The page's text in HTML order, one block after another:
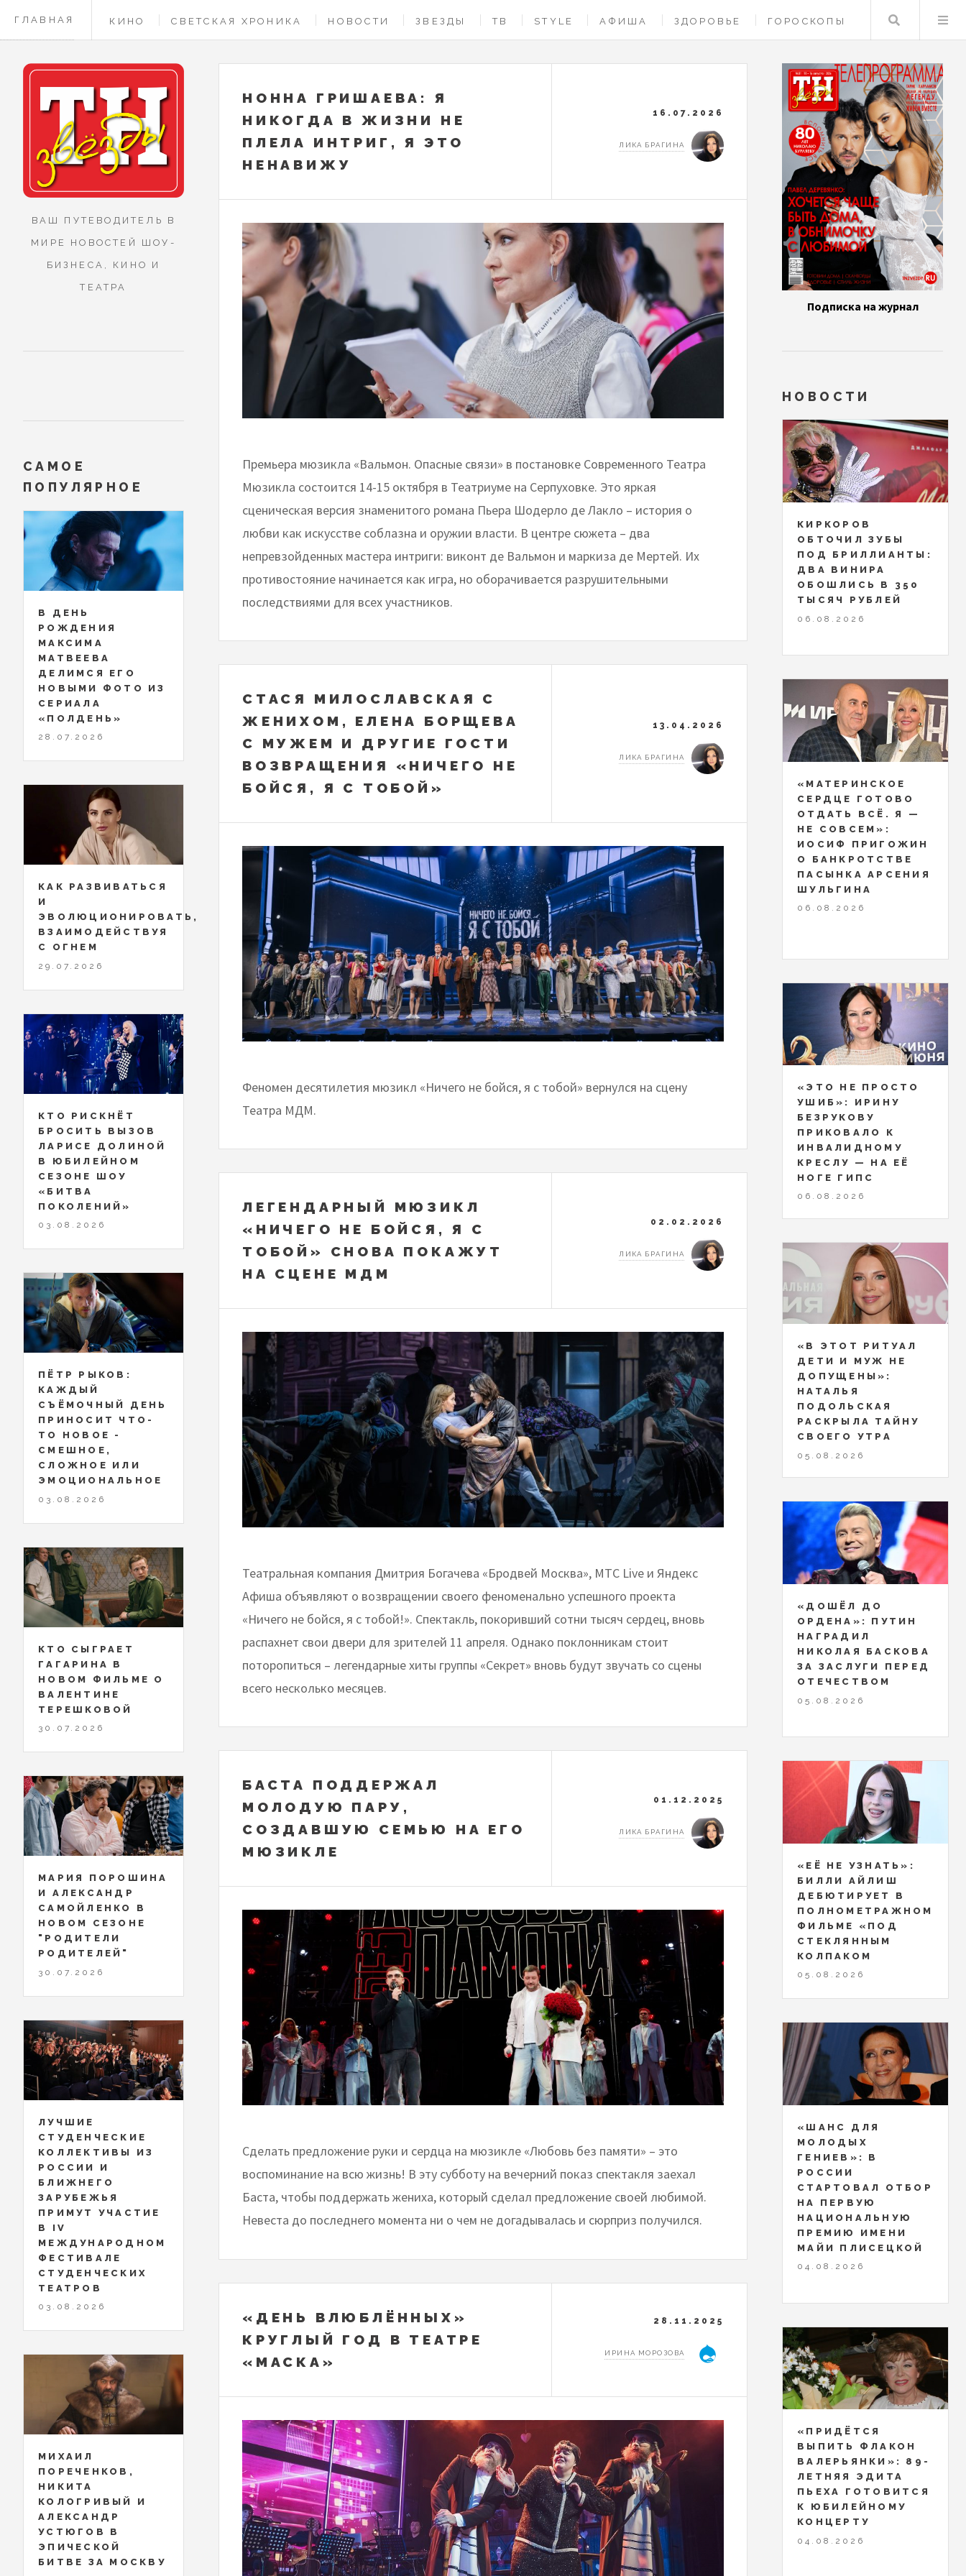
ГЛАВНАЯ КИНО СВЕТСКАЯ ХРОНИКА НОВОСТИ ЗВЕЗДЫ ТВ STYLE АФИША ЗДОРОВЬЕ ГОРОСКОПЫ
КОНТАКТЫ
Поиск
НОННА ГРИШАЕВА: Я
НИКОГДА В ЖИЗНИ НЕ
ПЛЕЛА ИНТРИГ, Я ЭТО
НЕНАВИЖУ
16.07.2026
ЛИКА БРАГИНА
Премьера мюзикла «Вальмон. Опасные связи» в постановке Современного Театра
Мюзикла состоится 14-15 октября в Театриуме на Серпуховке. Это яркая
сценическая версия знаменитого романа Пьера Шодерло де Лакло – история о
любви как искусстве соблазна и оружии власти. В центре сюжета – два
непревзойденных мастера интриги: виконт де Вальмон и маркиза де Мертей. Их
противостояние начинается как игра, но оборачивается разрушительными
последствиями для всех участников.
СТАСЯ МИЛОСЛАВСКАЯ С
ЖЕНИХОМ, ЕЛЕНА БОРЩЕВА
С МУЖЕМ И ДРУГИЕ ГОСТИ
ВОЗВРАЩЕНИЯ «НИЧЕГО НЕ
БОЙСЯ, Я С ТОБОЙ»
13.04.2026
ЛИКА БРАГИНА
Феномен десятилетия мюзикл «Ничего не бойся, я с тобой» вернулся на сцену
Театра МДМ.
ЛЕГЕНДАРНЫЙ МЮЗИКЛ
«НИЧЕГО НЕ БОЙСЯ, Я С
ТОБОЙ» СНОВА ПОКАЖУТ
НА СЦЕНЕ МДМ
02.02.2026
ЛИКА БРАГИНА
Театральная компания Дмитрия Богачева «Бродвей Москва», МТС Live и Яндекс
Афиша объявляют о возвращении своего феноменально успешного проекта
«Ничего не бойся, я с тобой!». Спектакль, покоривший сотни тысяч сердец, вновь
распахнет свои двери для зрителей 11 апреля. Однако поклонникам стоит
поторопиться – легендарные хиты группы «Секрет» вновь будут звучать со сцены
всего несколько месяцев.
БАСТА ПОДДЕРЖАЛ
МОЛОДУЮ ПАРУ,
СОЗДАВШУЮ СЕМЬЮ НА ЕГО
МЮЗИКЛЕ
01.12.2025
ЛИКА БРАГИНА
Сделать предложение руки и сердца на мюзикле «Любовь без памяти» – это
воспоминание на всю жизнь! В эту субботу на вечерний показ спектакля заехал
Баста, чтобы поддержать жениха, который сделал предложение своей любимой.
Невеста до последнего момента ни о чем не догадывалась и сюрприз получился.
«ДЕНЬ ВЛЮБЛЁННЫХ»
КРУГЛЫЙ ГОД В ТЕАТРЕ
«МАСКА»
28.11.2025
ИРИНА МОРОЗОВА
ВАШ ПУТЕВОДИТЕЛЬ В
МИРЕ НОВОСТЕЙ ШОУ-
БИЗНЕСА, КИНО И
ТЕАТРА
САМОЕ
ПОПУЛЯРНОЕ
В ДЕНЬ
РОЖДЕНИЯ
МАКСИМА
МАТВЕЕВА
ДЕЛИМСЯ ЕГО
НОВЫМИ ФОТО ИЗ
СЕРИАЛА
«ПОЛДЕНЬ»
28.07.2026
КАК РАЗВИВАТЬСЯ
И
ЭВОЛЮЦИОНИРОВАТЬ,
ВЗАИМОДЕЙСТВУЯ
С ОГНЕМ
29.07.2026
КТО РИСКНЁТ
БРОСИТЬ ВЫЗОВ
ЛАРИСЕ ДОЛИНОЙ
В ЮБИЛЕЙНОМ
СЕЗОНЕ ШОУ
«БИТВА
ПОКОЛЕНИЙ»
03.08.2026
ПЁТР РЫКОВ:
КАЖДЫЙ
СЪЁМОЧНЫЙ ДЕНЬ
ПРИНОСИТ ЧТО-
ТО НОВОЕ -
СМЕШНОЕ,
СЛОЖНОЕ ИЛИ
ЭМОЦИОНАЛЬНОЕ
03.08.2026
КТО СЫГРАЕТ
ГАГАРИНА В
НОВОМ ФИЛЬМЕ О
ВАЛЕНТИНЕ
ТЕРЕШКОВОЙ
30.07.2026
МАРИЯ ПОРОШИНА
И АЛЕКСАНДР
САМОЙЛЕНКО В
НОВОМ СЕЗОНЕ
"РОДИТЕЛИ
РОДИТЕЛЕЙ"
30.07.2026
ЛУЧШИЕ
СТУДЕНЧЕСКИЕ
КОЛЛЕКТИВЫ ИЗ
РОССИИ И
БЛИЖНЕГО
ЗАРУБЕЖЬЯ
ПРИМУТ УЧАСТИЕ
В IV
МЕЖДУНАРОДНОМ
ФЕСТИВАЛЕ
СТУДЕНЧЕСКИХ
ТЕАТРОВ
03.08.2026
МИХАИЛ
ПОРЕЧЕНКОВ,
НИКИТА
КОЛОГРИВЫЙ И
АЛЕКСАНДР
УСТЮГОВ В
ЭПИЧЕСКОЙ
БИТВЕ ЗА МОСКВУ
Подписка на журнал
НОВОСТИ
КИРКОРОВ
ОБТОЧИЛ ЗУБЫ
ПОД БРИЛЛИАНТЫ:
ДВА ВИНИРА
ОБОШЛИСЬ В 350
ТЫСЯЧ РУБЛЕЙ
06.08.2026
«МАТЕРИНСКОЕ
СЕРДЦЕ ГОТОВО
ОТДАТЬ ВСЁ. Я —
НЕ СОВСЕМ»:
ИОСИФ ПРИГОЖИН
О БАНКРОТСТВЕ
ПАСЫНКА АРСЕНИЯ
ШУЛЬГИНА
06.08.2026
«ЭТО НЕ ПРОСТО
УШИБ»: ИРИНУ
БЕЗРУКОВУ
ПРИКОВАЛО К
ИНВАЛИДНОМУ
КРЕСЛУ — НА ЕЁ
НОГЕ ГИПС
06.08.2026
«В ЭТОТ РИТУАЛ
ДЕТИ И МУЖ НЕ
ДОПУЩЕНЫ»:
НАТАЛЬЯ
ПОДОЛЬСКАЯ
РАСКРЫЛА ТАЙНУ
СВОЕГО УТРА
05.08.2026
«ДОШЁЛ ДО
ОРДЕНА»: ПУТИН
НАГРАДИЛ
НИКОЛАЯ БАСКОВА
ЗА ЗАСЛУГИ ПЕРЕД
ОТЕЧЕСТВОМ
05.08.2026
«ЕЁ НЕ УЗНАТЬ»:
БИЛЛИ АЙЛИШ
ДЕБЮТИРУЕТ В
ПОЛНОМЕТРАЖНОМ
ФИЛЬМЕ «ПОД
СТЕКЛЯННЫМ
КОЛПАКОМ
05.08.2026
«ШАНС ДЛЯ
МОЛОДЫХ
ГЕНИЕВ»: В
РОССИИ
СТАРТОВАЛ ОТБОР
НА ПЕРВУЮ
НАЦИОНАЛЬНУЮ
ПРЕМИЮ ИМЕНИ
МАЙИ ПЛИСЕЦКОЙ
04.08.2026
«ПРИДЁТСЯ
ВЫПИТЬ ФЛАКОН
ВАЛЕРЬЯНКИ»: 89-
ЛЕТНЯЯ ЭДИТА
ПЬЕХА ГОТОВИТСЯ
К ЮБИЛЕЙНОМУ
КОНЦЕРТУ
04.08.2026